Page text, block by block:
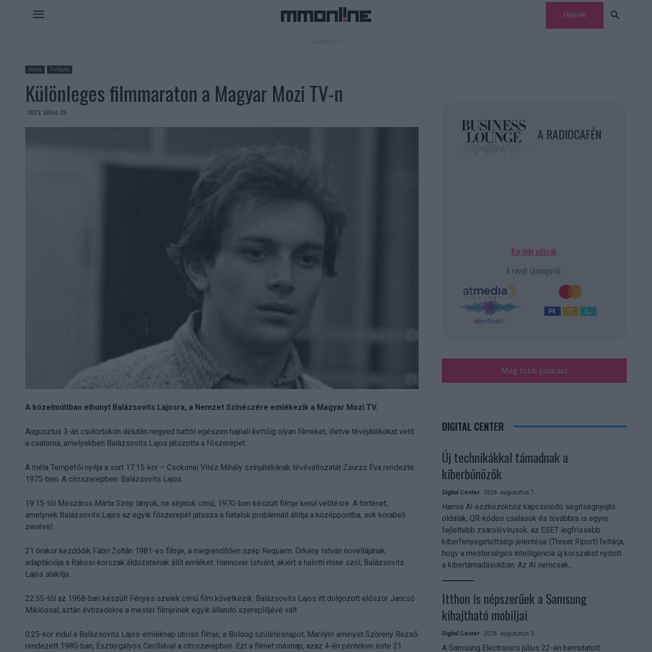
Hírlevél
Média Tv/Rádió
Különleges filmmaraton a Magyar Mozi TV-n
2023. július 25.
A közelmúltban elhunyt Balázsovits Lajosra, a Nemzet Színészére emlékezik a Magyar Mozi TV.
Augusztus 3-án csütörtökön délután negyed hattól egészen hajnali kettőig olyan filmeket, illetve tévéjátékokat vetít
a csatorna, amelyekben Balázsovits Lajos játszotta a főszerepet.
A méla Tempefői nyitja a sort 17:15-kor – Csokonai Vitéz Mihály színjátékának tévéváltozatát Zsurzs Éva rendezte
1975-ben. A címszerepben: Balázsovits Lajos.
19:15-től Mészáros Márta Szép lányok, ne sírjatok című, 1970-ben készült filmje kerül vetítésre. A történet,
amelynek Balázsovits Lajos az egyik főszerepét játssza a fiatalok problémáit állítja a középpontba, sok korabeli
zenével.
21 órakor kezdődik Fábri Zoltán 1981-es filmje, a megrendítően szép Requiem. Örkény István novellájának
adaptációja a Rákosi-korszak áldozatainak állít emléket. Hannover Istvánt, akiért a halotti mise szól, Balázsovits
Lajos alakítja.
22:55-től az 1968-ban készült Fényes szelek című film következik. Balázsovits Lajos itt dolgozott először Jancsó
Miklóssal, aztán évtizedekre a mester filmjeinek egyik állandó szereplőjévé vált.
0:25-kor indul a Balázsovits Lajos-emléknap utolsó filmje, a Boldog születésnapot, Marilyn! amelyet Szörény Rezső
rendezett 1980-ban, Esztergályos Cecíliával a címszerepben. Ezt a filmet másnap, azaz 4-én pénteken este 21
A RADIOCAFÉN
Korábbi adások
A rovat támogatói:
Még több podcast
DIGITAL CENTER
Új technikákkal támadnak a
kiberbűnözők
Digital Center 2026. augusztus 7.
Hamis AI eszközökhöz kapcsolódó segítségnyújtó
oldalak, QR-kódos csalások és továbbra is egyre
fejlettebb zsarolóvírusok: az ESET legfrissebb
kiberfenyegetettségi jelentése (Threat Riport) feltárja,
hogy a mesterséges intelligencia új korszakot nyitott
a kibertámadásokban. Az AI nemcsak...
Itthon is népszerűek a Samsung
kihajtható mobiljai
Digital Center 2026. augusztus 3.
A Samsung Electronics július 22-én bemutatott